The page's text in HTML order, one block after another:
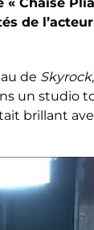
de
de Skyrock,
un studio
brillant